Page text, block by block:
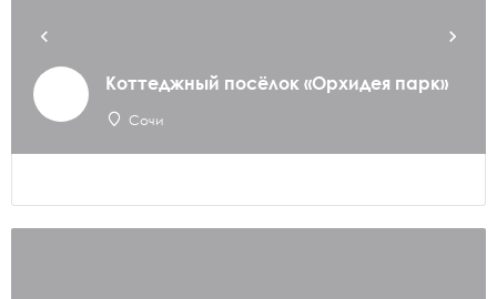
Коттеджный посёлок «Орхидея парк»
Сочи